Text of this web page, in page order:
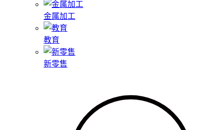
金属加工
教育
新零售